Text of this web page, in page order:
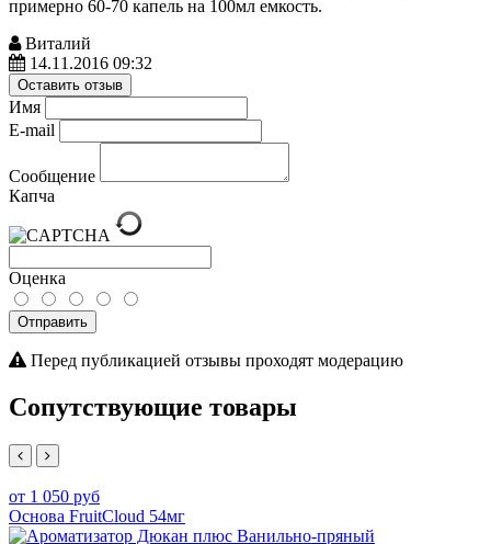
примерно 60-70 капель на 100мл емкость.
Виталий
14.11.2016 09:32
Оставить отзыв
Имя
E-mail
Сообщение
Капча
Оценка
Отправить
Перед публикацией отзывы проходят модерацию
Сопутствующие товары
от 1 050 руб
Основа FruitCloud 54мг